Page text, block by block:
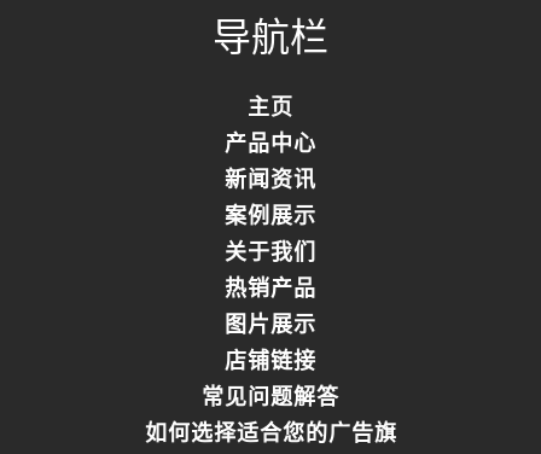
导航栏
主页
产品中心
新闻资讯
案例展示
关于我们
热销产品
图片展示
店铺链接
常见问题解答
如何选择适合您的广告旗